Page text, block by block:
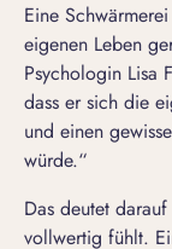
Eine
eigenen Leben
Psychologin Lisa
dass er sich die
und einen
würde.“
Das deutet
vollwertig fühlt.